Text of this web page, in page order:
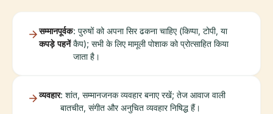
सम्मानपूर्वक
कपड़े पहनें
: पुरुषों को अपना सिर ढकना चाहिए (किप्पा, टोपी, या
कैप); सभी के लिए मामूली पोशाक को प्रोत्साहित किया
जाता है।
व्यवहार: शांत, सम्मानजनक व्यवहार बनाए रखें; तेज आवाज वाली
बातचीत, संगीत और अनुचित व्यवहार निषिद्ध हैं।